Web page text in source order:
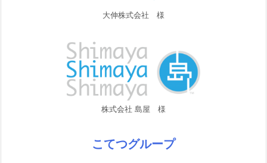
大伸株式会社 様
株式会社 島屋 様
こてつグループ